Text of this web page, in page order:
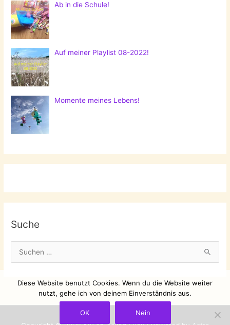
Ab in die Schule!
Auf meiner Playlist 08-2022!
Momente meines Lebens!
Suche
u
Diese Website benutzt Cookies. Wenn du die Website weiter
nutzt, gehe ich von deinem Einverständnis aus.
OK Nein